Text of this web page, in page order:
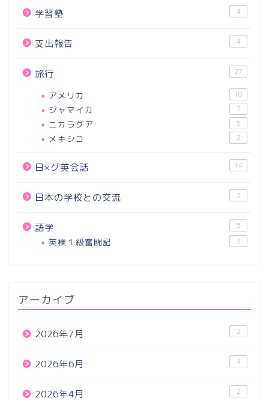
学習塾 4
支出報告 4
旅行 27
アメリカ 10
ジャマイカ 7
ニカラグア 5
メキシコ 2
日×グ英会話 14
日本の学校との交流 3
語学 5
英検１級奮闘記 3
アーカイブ
2026年7月 2
2026年6月 4
2026年4月 2